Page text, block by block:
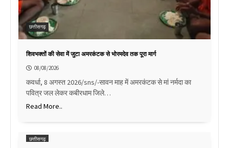
छत्तीसगढ़
शिवभक्तों की सेवा में जुटा अमरकंटक से भोरमदेव तक पूरा मार्ग
08/08/2026
कवर्धा, 8 अगस्त 2026/sns/-सावन माह में अमरकंटक से मां नर्मदा का
पवित्र जल लेकर कबीरधाम जिले…
Read More..
छत्तीसगढ़